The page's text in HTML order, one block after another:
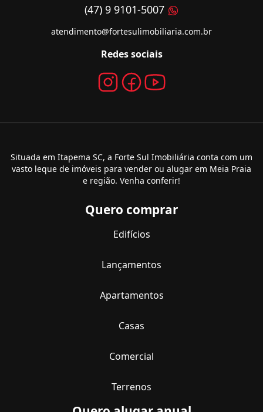
(47) 9 9101-5007
atendimento@fortesulimobiliaria.com.br
Redes sociais
Situada em Itapema SC, a Forte Sul Imobiliária conta com um
vasto leque de imóveis para vender ou alugar em Meia Praia
e região. Venha conferir!
Quero comprar
Edifícios
Lançamentos
Apartamentos
Casas
Comercial
Terrenos